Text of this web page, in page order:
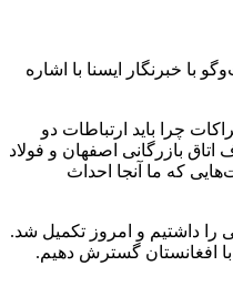
خبرنگار ایسنا با اشاره
چرا باید ارتباطات دو
بازرگانی اصفهان و فولاد
که ما آنجا احداث
را داشتیم و امروز تکمیل شد.
افغانستان گسترش دهیم.